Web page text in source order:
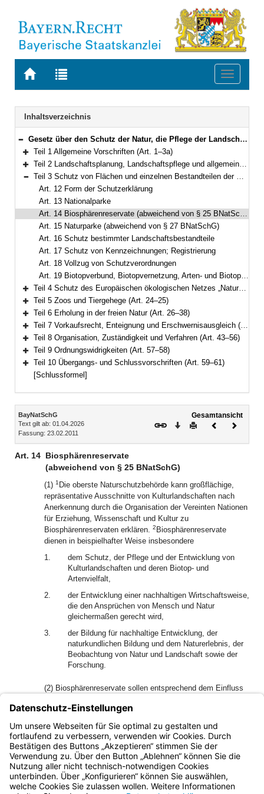
Zur
BAYERN.RECHT
Zur
letzten
Suche
Toggle
Navigation
Inhaltsverzeichnis
Bereich reduzieren
Gesetz über den Schutz der Natur, die Pflege der Landschaft und die Erholung in der freien Natur (Bayerisches Naturschutzgesetz – BayNatSchG) Vom 23. Februar 2011 (GVBl. S. 82) BayRS 791-1-U (Art. 1–61)
Bereich erweitern
Teil 1 Allgemeine Vorschriften (Art. 1–3a)
Bereich erweitern
Teil 2 Landschaftsplanung, Landschaftspflege und allgemeiner Schutz von Natur und Landschaft (Art. 4–11c)
Bereich reduzieren
Teil 3 Schutz von Flächen und einzelnen Bestandteilen der Natur (Art. 12–19)
Art. 12 Form der Schutzerklärung
Art. 13 Nationalparke
Art. 14 Biosphärenreservate (abweichend von § 25 BNatSchG)
Art. 15 Naturparke (abweichend von § 27 BNatSchG)
Art. 16 Schutz bestimmter Landschaftsbestandteile
Art. 17 Schutz von Kennzeichnungen; Registrierung
Art. 18 Vollzug von Schutzverordnungen
Art. 19 Biotopverbund, Biotopvernetzung, Arten- und Biotopschutzprogramm
Bereich erweitern
Teil 4 Schutz des Europäischen ökologischen Netzes „Natura 2000“, gesetzlicher Schutz von Biotopen (Art. 20–23a)
Bereich erweitern
Teil 5 Zoos und Tiergehege (Art. 24–25)
Bereich erweitern
Teil 6 Erholung in der freien Natur (Art. 26–38)
Bereich erweitern
Teil 7 Vorkaufsrecht, Enteignung und Erschwernisausgleich (Art. 39–42)
Bereich erweitern
Teil 8 Organisation, Zuständigkeit und Verfahren (Art. 43–56)
Bereich erweitern
Teil 9 Ordnungswidrigkeiten (Art. 57–58)
Bereich erweitern
Teil 10 Übergangs- und Schlussvorschriften (Art. 59–61)
[Schlussformel]
Inhalt
BayNatSchG
Text gilt ab: 01.04.2026
Fassung: 23.02.2011
Gesamtansicht
Download
DruckenVorheriges
Art. 14 Biosphärenreservate
(abweichend von § 25 BNatSchG)
(1) 1 Die oberste Naturschutzbehörde kann großflächige,
repräsentative Ausschnitte von Kulturlandschaften nach
Anerkennung durch die Organisation der Vereinten Nationen
für Erziehung, Wissenschaft und Kultur zu
Biosphärenreservaten erklären. 2 Biosphärenreservate
dienen in beispielhafter Weise insbesondere
1.
dem Schutz, der Pflege und der Entwicklung von
Kulturlandschaften und deren Biotop- und
Artenvielfalt,
2.
der Entwicklung einer nachhaltigen Wirtschaftsweise,
die den Ansprüchen von Mensch und Natur
gleichermaßen gerecht wird,
3.
der Bildung für nachhaltige Entwicklung, der
naturkundlichen Bildung und dem Naturerlebnis, der
Beobachtung von Natur und Landschaft sowie der
Forschung.
(2) Biosphärenreservate sollen entsprechend dem Einfluss
Entwicklungszonen gegliedert werden.
(3) Biosphärenreservate können auch als Biosphärengebiete
oder Biosphärenregionen bezeichnet werden.
Bayern.de
BayernPortal